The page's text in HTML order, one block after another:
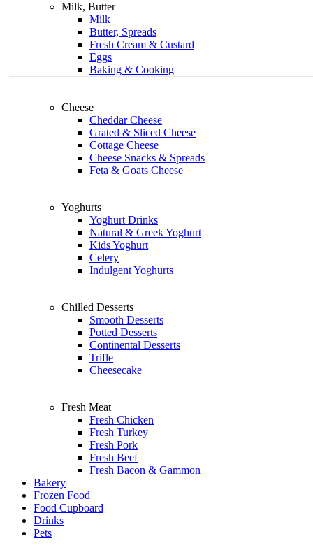
Milk, Butter
Milk
Butter, Spreads
Fresh Cream & Custard
Eggs
Baking & Cooking
Cheese
Cheddar Cheese
Grated & Sliced Cheese
Cottage Cheese
Cheese Snacks & Spreads
Feta & Goats Cheese
Yoghurts
Yoghurt Drinks
Natural & Greek Yoghurt
Kids Yoghurt
Celery
Indulgent Yoghurts
Chilled Desserts
Smooth Desserts
Potted Desserts
Continental Desserts
Trifle
Cheesecake
Fresh Meat
Fresh Chicken
Fresh Turkey
Fresh Pork
Fresh Beef
Fresh Bacon & Gammon
Bakery
Frozen Food
Food Cupboard
Drinks
Pets